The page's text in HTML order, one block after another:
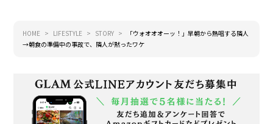
HOME LIFESTYLE STORY
「ウォオオオーッ！」早朝から熱唱する隣人
→朝食の準備中の事故で、隣人が黙ったワケ